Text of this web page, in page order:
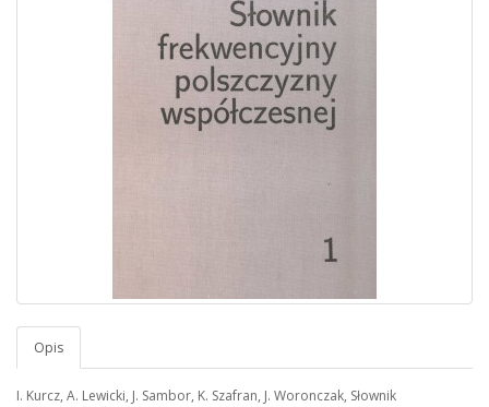
Opis
I. Kurcz, A. Lewicki, J. Sambor, K. Szafran, J. Woronczak, Słownik